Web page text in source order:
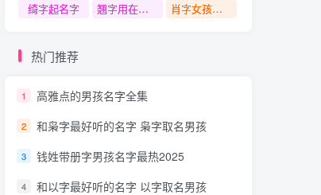
绮字起名字
翘字用在人名中的意思 肖字女孩名字大全
热门推荐
1 高雅点的男孩名字全集
2 和枭字最好听的名字 枭字取名男孩
3 钱姓带册字男孩名字最热2025
4 和以字最好听的名字 以字取名男孩